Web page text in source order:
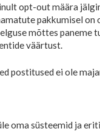
opt-out määra
pakkumisel on
mõttes paneme
väärtust.
postitused ei ole
oma süsteemid ja